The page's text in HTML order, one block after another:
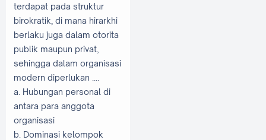
terdapat pada struktur
birokratik, di mana hirarkhi
berlaku juga dalam otorita
publik maupun privat,
sehingga dalam organisasi
modern diperlukan ....
a. Hubungan personal di
antara para anggota
organisasi
b. Dominasi kelompok